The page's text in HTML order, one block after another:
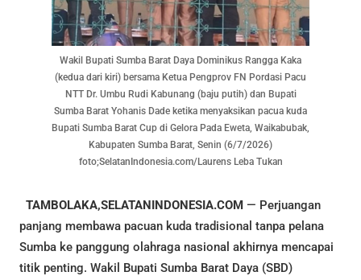
Wakil Bupati Sumba Barat Daya Dominikus Rangga Kaka
(kedua dari kiri) bersama Ketua Pengprov FN Pordasi Pacu
NTT Dr. Umbu Rudi Kabunang (baju putih) dan Bupati
Sumba Barat Yohanis Dade ketika menyaksikan pacua kuda
Bupati Sumba Barat Cup di Gelora Pada Eweta, Waikabubak,
Kabupaten Sumba Barat, Senin (6/7/2026)
foto;SelatanIndonesia.com/Laurens Leba Tukan
TAMBOLAKA,SELATANINDONESIA.COM — Perjuangan
panjang membawa pacuan kuda tradisional tanpa pelana
Sumba ke panggung olahraga nasional akhirnya mencapai
titik penting. Wakil Bupati Sumba Barat Daya (SBD)